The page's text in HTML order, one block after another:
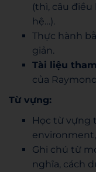
(thì, câu
hệ…).
Thực hành
giản.
Tài liệu
của
Từ vựng:
Học từ vựng
Ghi chú từ
nghĩa, cách